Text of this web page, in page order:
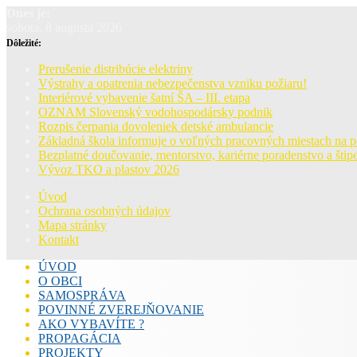
Dôležité:
Prerušenie distribúcie elektriny
Výstrahy a opatrenia nebezpečenstva vzniku požiaru!
Interiérové vybavenie šatní ŠA – III. etapa
OZNAM Slovenský vodohospodársky podnik
Rozpis čerpania dovoleniek detské ambulancie
Základná škola informuje o voľných pracovných miestach na
Bezplatné doučovanie, mentorstvo, kariérne poradenstvo a
Vývoz TKO a plastov 2026
Úvod
Ochrana osobných údajov
Mapa stránky
Kontakt
ÚVOD
O OBCI
SAMOSPRÁVA
POVINNÉ ZVEREJŇOVANIE
AKO VYBAVÍTE ?
PROPAGÁCIA
PROJEKTY